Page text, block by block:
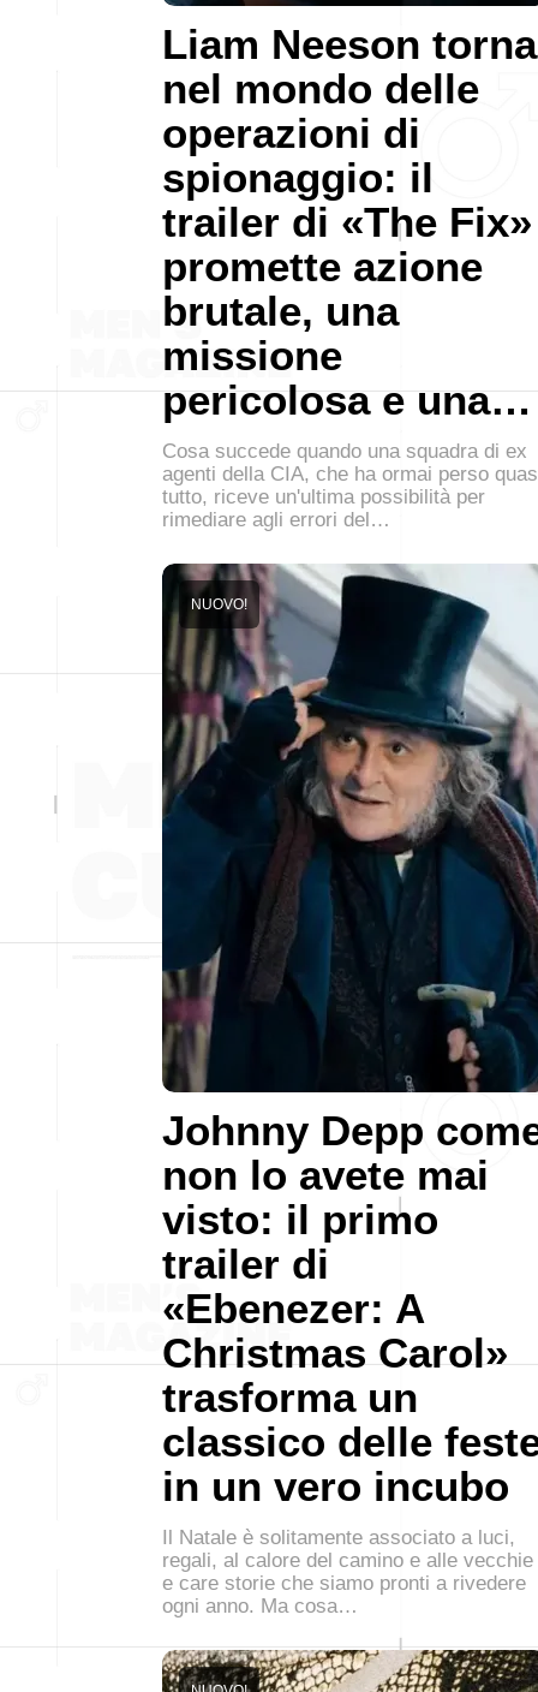
Liam Neeson torna
nel mondo delle
operazioni di
spionaggio: il
trailer di «The Fix»
promette azione
brutale, una
missione
pericolosa e una…
Cosa succede quando una squadra di ex
agenti della CIA, che ha ormai perso
tutto, riceve un'ultima possibilità per
rimediare agli errori del…
Johnny Depp
non lo avete mai
visto: il primo
trailer di
«Ebenezer: A
Christmas Carol»
trasforma un
classico delle
in un vero incubo
NUOVO!
Il Natale è solitamente associato a luci,
regali, al calore del camino e alle vecchie
e care storie che siamo pronti a rivedere
ogni anno. Ma cosa…